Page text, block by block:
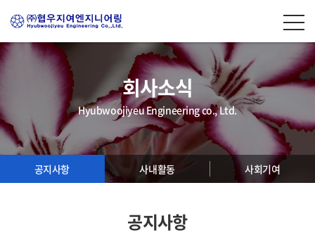
회사소식
Hyubwoojiyeu Engineering co., Ltd.
공지사항 사내활동 사회기여
공지사항